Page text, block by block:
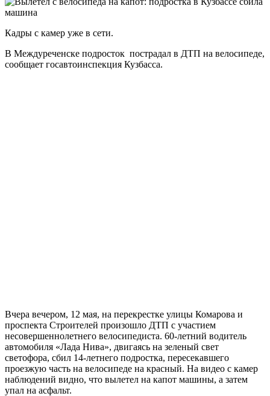
Кадры с камер уже в сети.
В Междуреченске подросток пострадал в ДТП на велосипеде,
сообщает госавтоинспекция Кузбасса.
Вчера вечером, 12 мая, на перекрестке улицы Комарова и
проспекта Строителей произошло ДТП с участием
несовершеннолетнего велосипедиста. 60-летний водитель
автомобиля «Лада Нива», двигаясь на зеленый свет
светофора, сбил 14-летнего подростка, пересекавшего
проезжую часть на велосипеде на красный. На видео с камер
наблюдений видно, что вылетел на капот машины, а затем
упал на асфальт.